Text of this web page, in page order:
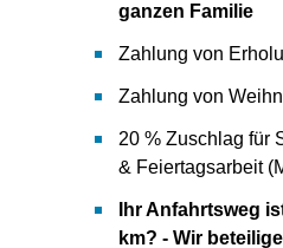
ganzen Familie
Zahlung von
Zahlung von
20 % Zuschlag für
& Feiertagsarbeit
Ihr Anfahrtsweg
km? - Wir